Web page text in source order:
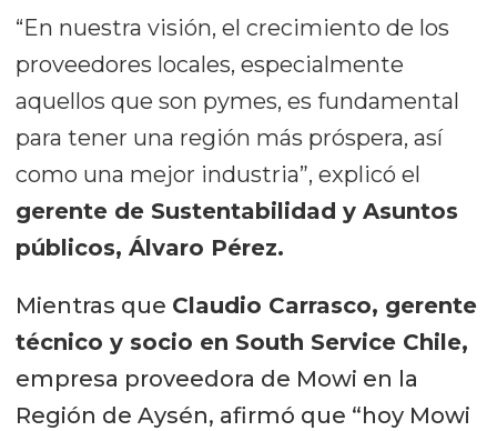
“En nuestra visión, el crecimiento de los
proveedores locales, especialmente
aquellos que son pymes, es fundamental
para tener una región más próspera, así
como una mejor industria”, explicó el
gerente de Sustentabilidad y Asuntos
públicos, Álvaro Pérez.
Mientras que Claudio Carrasco, gerente
técnico y socio en South Service Chile,
empresa proveedora de Mowi en la
Región de Aysén, afirmó que “hoy Mowi